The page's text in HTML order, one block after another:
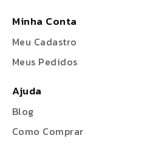
Minha Conta
Meu Cadastro
Meus Pedidos
Ajuda
Blog
Como Comprar